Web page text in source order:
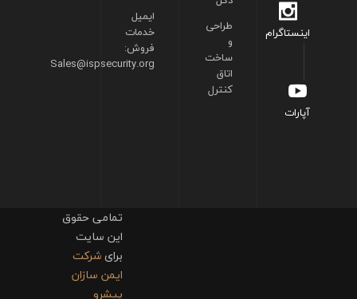
ایمیل
خدمات
فروش:
Sales@ispsecurity.org
طراحی
و
ساخت
اتاق
کنترل
اینستاگرام
آپارات
تمامی حقوق
این سایت
برایشرکت
ایمن سازان
پیشرو